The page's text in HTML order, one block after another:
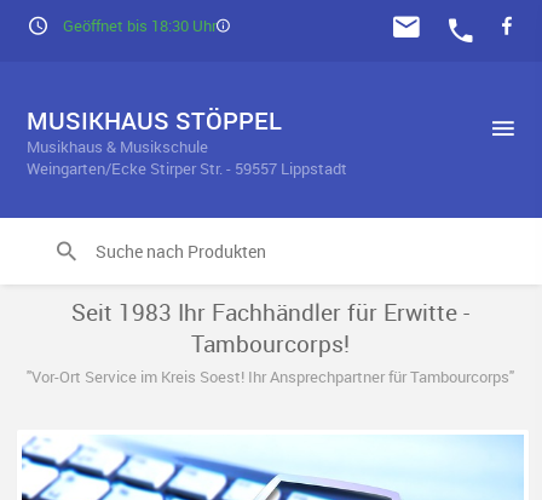
Geöffnet bis 18:30 Uhr
MUSIKHAUS STÖPPEL
Musikhaus & Musikschule
Weingarten/Ecke Stirper Str. - 59557 Lippstadt
Seit 1983 Ihr Fachhändler für Erwitte -
Tambourcorps!
"Vor-Ort Service im Kreis Soest! Ihr Ansprechpartner für Tambourcorps"